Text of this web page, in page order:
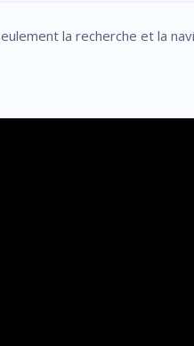
la recherche et la